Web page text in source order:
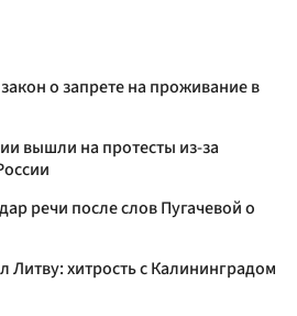
о запрете на проживание в
вышли на протесты из-за
речи после слов Пугачевой о
Литву: хитрость с Калининградом